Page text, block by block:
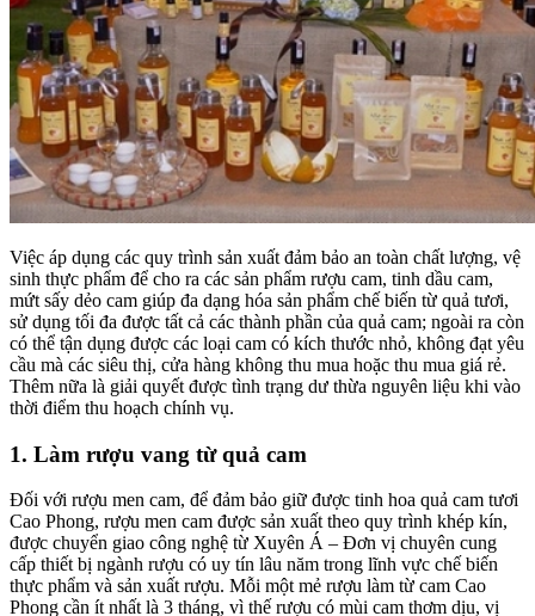
Việc áp dụng các quy trình sản xuất đảm bảo an toàn chất lượng, vệ
sinh thực phẩm để cho ra các sản phẩm rượu cam, tinh dầu cam,
mứt sấy dẻo cam giúp đa dạng hóa sản phẩm chế biến từ quả tươi,
sử dụng tối đa được tất cả các thành phần của quả cam; ngoài ra còn
có thể tận dụng được các loại cam có kích thước nhỏ, không đạt yêu
cầu mà các siêu thị, cửa hàng không thu mua hoặc thu mua giá rẻ.
Thêm nữa là giải quyết được tình trạng dư thừa nguyên liệu khi vào
thời điểm thu hoạch chính vụ.
1. Làm rượu vang từ quả cam
Đối với rượu men cam, để đảm bảo giữ được tinh hoa quả cam tươi
Cao Phong, rượu men cam được sản xuất theo quy trình khép kín,
được chuyển giao công nghệ từ Xuyên Á – Đơn vị chuyên cung
cấp thiết bị ngành rượu có uy tín lâu năm trong lĩnh vực chế biến
thực phẩm và sản xuất rượu. Mỗi một mẻ rượu làm từ cam Cao
Phong cần ít nhất là 3 tháng, vì thế rượu có mùi cam thơm dịu, vị